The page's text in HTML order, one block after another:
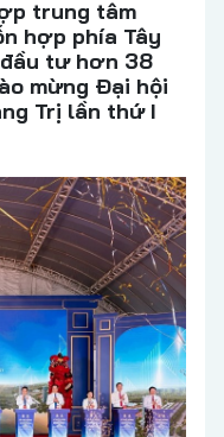
trung tâm
hợp phía Tây
tư hơn 38
mừng Đại hội
Trị lần thứ I